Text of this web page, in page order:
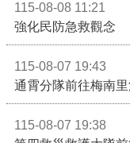
115-08-08 11:21
強化民防急救觀念
115-08-07 19:43
通霄分隊前往梅南
115-08-07 19:38